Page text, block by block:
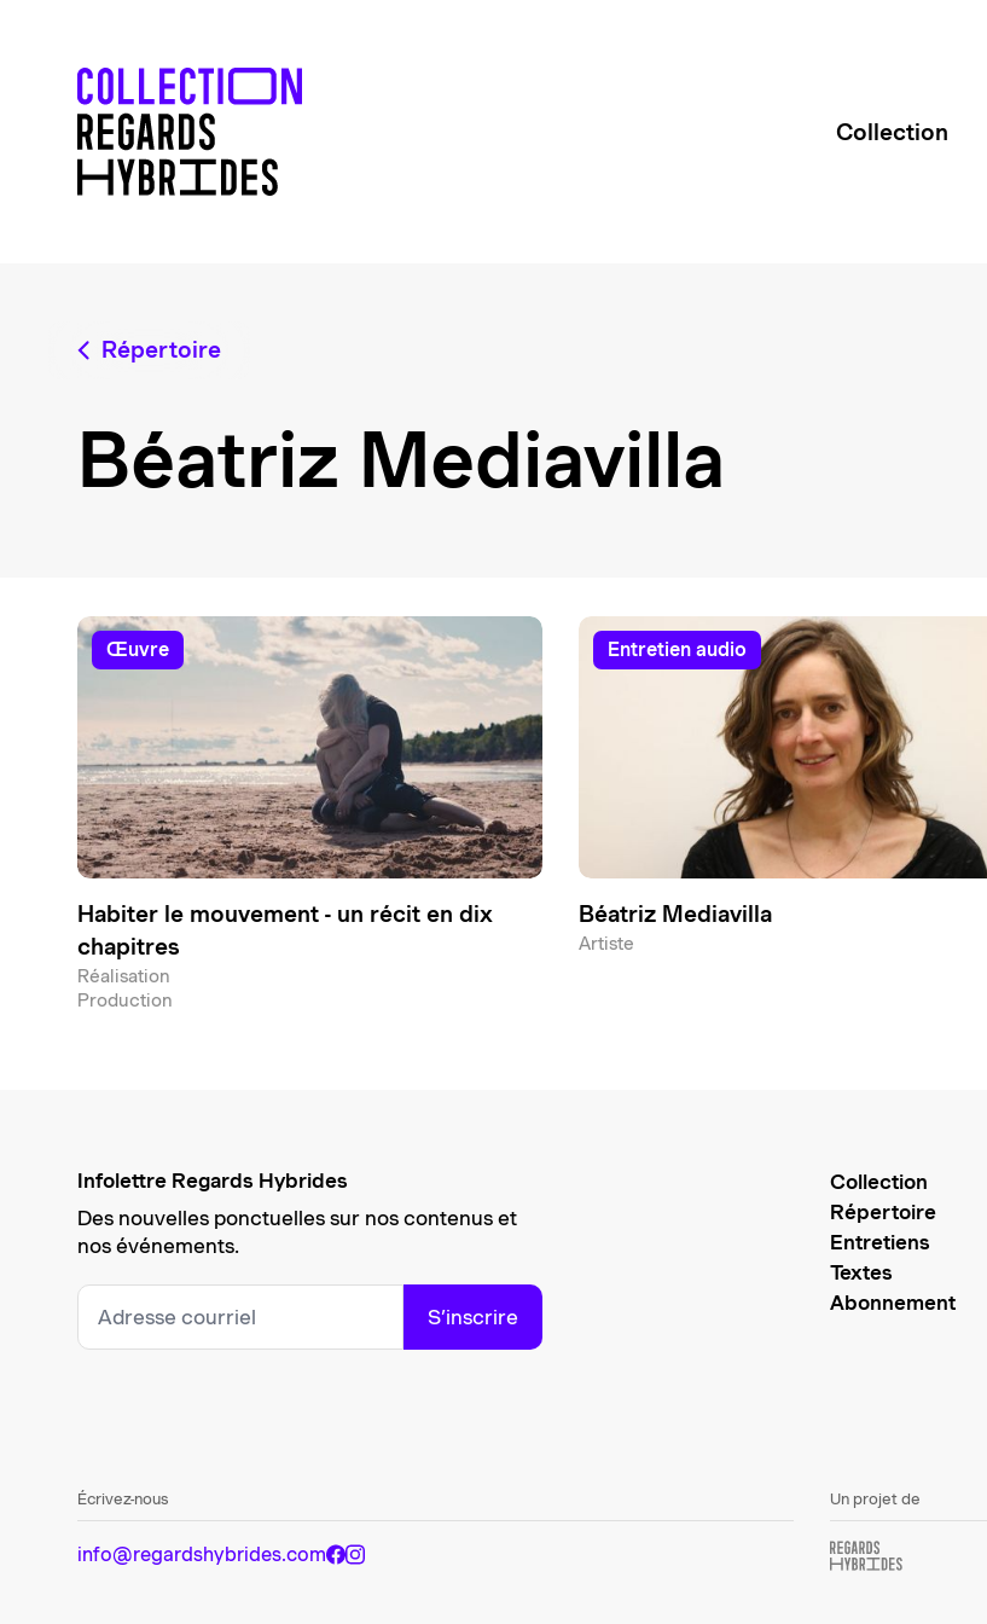
Collection
Répertoire
Béatriz Mediavilla
œuvre
Habiter le mouvement - un récit en dix
chapitres
Réalisation
Production
entretien audio
Béatriz Mediavilla
Artiste
Infolettre Regards Hybrides
Des nouvelles ponctuelles sur nos contenus et
nos événements.
S’inscrire
Collection
Répertoire
Entretiens
Textes
Abonnement
Écrivez-nous
info@regardshybrides.com
Un projet de